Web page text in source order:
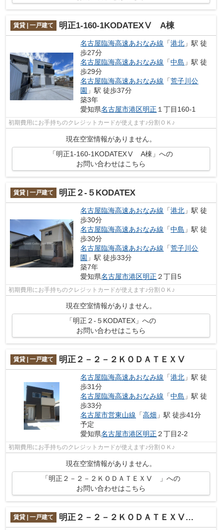
賃貸 | 一戸建て 明正1-160-1KODATEXⅤ A棟
名古屋臨海高速あおなみ線 「港北 」駅 徒
歩27分
名古屋臨海高速あおなみ線 「中島 」駅 徒
歩29分
名古屋臨海高速あおなみ線 「荒子川公
園 」駅 徒歩37分
築3年
愛知県名古屋市港区明正 １丁目160-1
初期費用にお手持ちのクレジットカードが使えます♪分割ＯＫ♪
現在空室情報がありません。
「明正1-160-1KODATEXⅤ A棟」への
お問い合わせはこちら
賃貸 | 一戸建て 明正２-５KODATEX
名古屋臨海高速あおなみ線 「港北 」駅 徒
歩30分
名古屋臨海高速あおなみ線 「中島 」駅 徒
歩30分
名古屋臨海高速あおなみ線 「荒子川公
園 」駅 徒歩33分
築7年
愛知県名古屋市港区明正 ２丁目5
初期費用にお手持ちのクレジットカードが使えます♪分割ＯＫ♪
現在空室情報がありません。
「明正２-５KODATEX」への
お問い合わせはこちら
賃貸 | 一戸建て 明正２－２－２ＫＯＤＡＴＥＸⅤ
名古屋臨海高速あおなみ線 「港北 」駅 徒
歩31分
名古屋臨海高速あおなみ線 「中島 」駅 徒
歩33分
名古屋市営東山線 「高畑 」駅 徒歩41分
予定
愛知県名古屋市港区明正 ２丁目2-2
初期費用にお手持ちのクレジットカードが使えます♪分割ＯＫ♪
現在空室情報がありません。
「明正２－２－２ＫＯＤＡＴＥＸⅤ 」への
お問い合わせはこちら
賃貸 | 一戸建て 明正２－２－２ＫＯＤＡＴＥＸⅤ Ｂ